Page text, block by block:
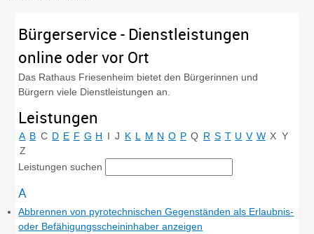
Bürgerservice - Dienstleistungen
online oder vor Ort
Das Rathaus Friesenheim bietet den Bürgerinnen und
Bürgern viele Dienstleistungen an.
Leistungen
A B C D E F G H I J K L M N O P Q R S T U V W X Y
Z
Leistungen suchen
A
Abbrennen von pyrotechnischen Gegenständen als Erlaubnis-
oder Befähigungsscheininhaber anzeigen